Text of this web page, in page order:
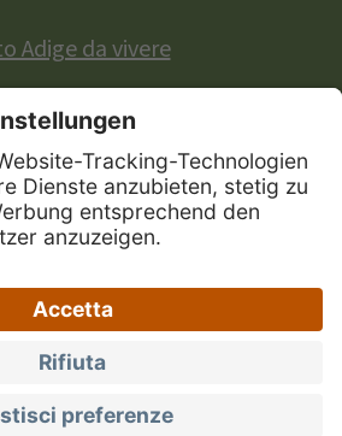
Adige da vivere
di origine europea:
Privacy | Credits |
Dichiarazione
Portale Marchio Alto Adige
privacy